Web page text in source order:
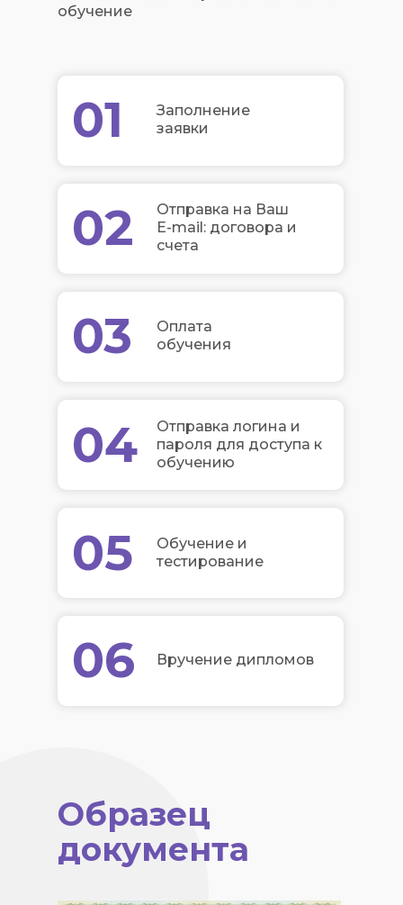
обучение
01
02
03
04
05
06
Заполнение
заявки
Отправка на Ваш
E-mail: договора и
счета
Оплата
обучения
Отправка логина и
пароля для доступа к
обучению
Обучение и
тестирование
Вручение дипломов
Образец
документа